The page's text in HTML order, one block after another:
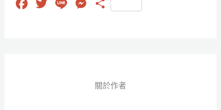
關於作者